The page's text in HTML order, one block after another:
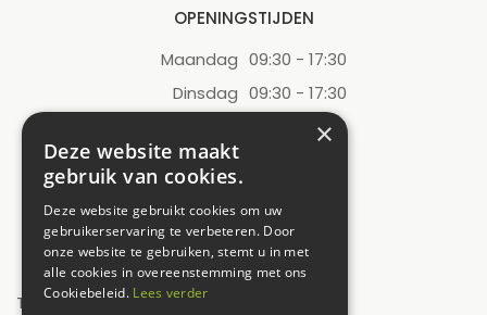
OPENINGSTIJDEN
Maandag 09:30 - 17:30
Dinsdag 09:30 - 17:30
09:30 - 17:30
Donderdag
Zaterdag 09:00 - 17:00
Zondag
12:00 - 17:00
Toon alle openingstijden
×
Deze website maakt
gebruik van cookies.
Deze website gebruikt cookies om uw
gebruikerservaring te verbeteren. Door
onze website te gebruiken, stemt u in met
alle cookies in overeenstemming met ons
Cookiebeleid. Lees verder